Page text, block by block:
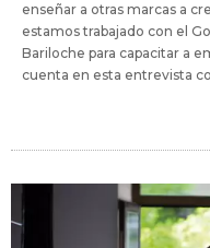
enseñar a otras marcas a
estamos trabajado con el
Bariloche para capacitar a
cuenta en esta entrevista